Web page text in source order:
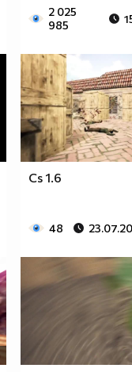
2 025
985
Cs 1.6
48